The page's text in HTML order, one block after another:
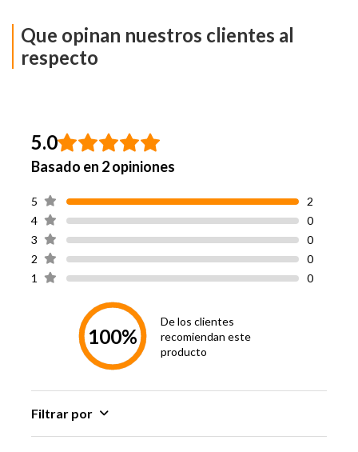
Tipo de Taco Plano
Tipo de Cierre Cordones
Material Principal Poliuretano
Hecho en China
Color Black
Que opinan nuestros clientes al
respecto
5.0
Basado en 2 opiniones
1 0
2 0
3 0
4 0
5 2
100%
De los clientes
recomiendan este
producto
Filtrar por